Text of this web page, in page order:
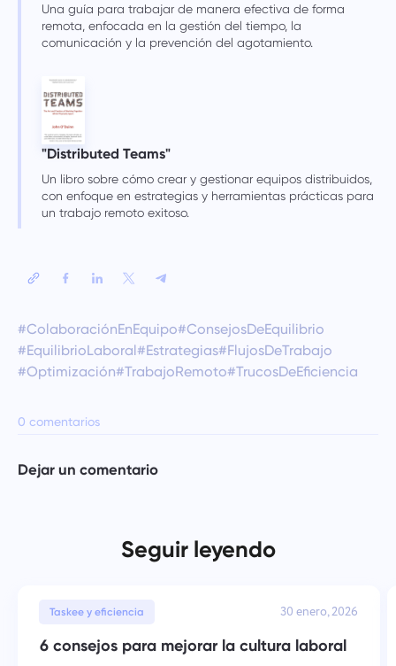
Una guía para trabajar de manera efectiva de forma
remota, enfocada en la gestión del tiempo, la
comunicación y la prevención del agotamiento.
"Distributed Teams"
Un libro sobre cómo crear y gestionar equipos distribuidos,
con enfoque en estrategias y herramientas prácticas para
un trabajo remoto exitoso.
#ColaboraciónEnEquipo#ConsejosDeEquilibrio
#EquilibrioLaboral#Estrategias#FlujosDeTrabajo
#Optimización#TrabajoRemoto#TrucosDeEficiencia
0 comentarios
Dejar un comentario
Seguir leyendo
Taskee y eficiencia 30 enero, 2026
6 consejos para mejorar la cultura laboral